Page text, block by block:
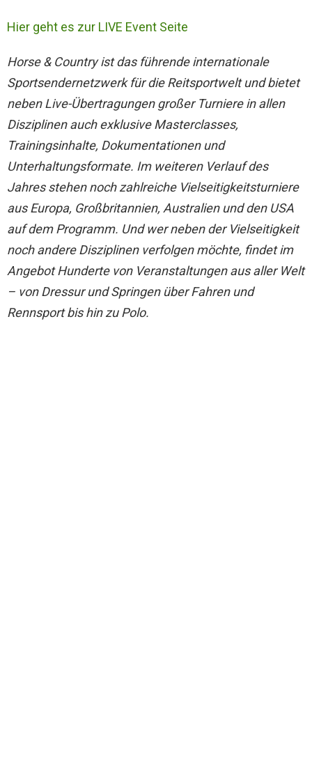
Hier geht es zur LIVE Event Seite
Horse & Country ist das führende internationale
Sportsendernetzwerk für die Reitsportwelt und bietet
neben Live-Übertragungen großer Turniere in allen
Disziplinen auch exklusive Masterclasses,
Trainingsinhalte, Dokumentationen und
Unterhaltungsformate. Im weiteren Verlauf des
Jahres stehen noch zahlreiche Vielseitigkeitsturniere
aus Europa, Großbritannien, Australien und den USA
auf dem Programm. Und wer neben der Vielseitigkeit
noch andere Disziplinen verfolgen möchte, findet im
Angebot Hunderte von Veranstaltungen aus aller Welt
– von Dressur und Springen über Fahren und
Rennsport bis hin zu Polo.